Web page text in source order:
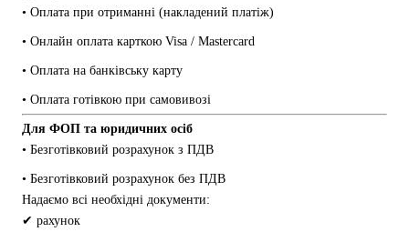
• Оплата при отриманні (накладений платіж)
• Онлайн оплата карткою Visa / Mastercard
• Оплата на банківську карту
• Оплата готівкою при самовивозі
Для ФОП та юридичних осіб
• Безготівковий розрахунок з ПДВ
• Безготівковий розрахунок без ПДВ
Надаємо всі необхідні документи:
✔ рахунок